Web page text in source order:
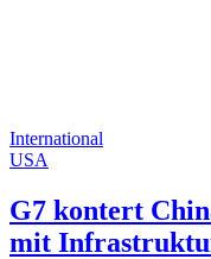
International
USA
G7 kontert
mit